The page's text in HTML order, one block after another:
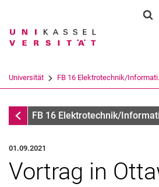
Suchbegriff
Suchen
Universität FB 16 Elektrotechnik/
InfothekFB 16 Elektrotechnik/
01.09.2021
Vortrag in